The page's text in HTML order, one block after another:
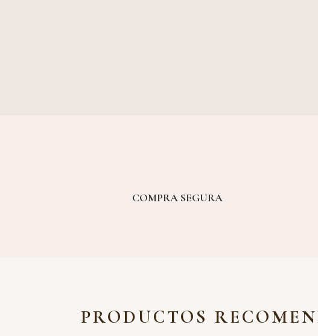
COMPRA SEGURA
PRODUCTOS